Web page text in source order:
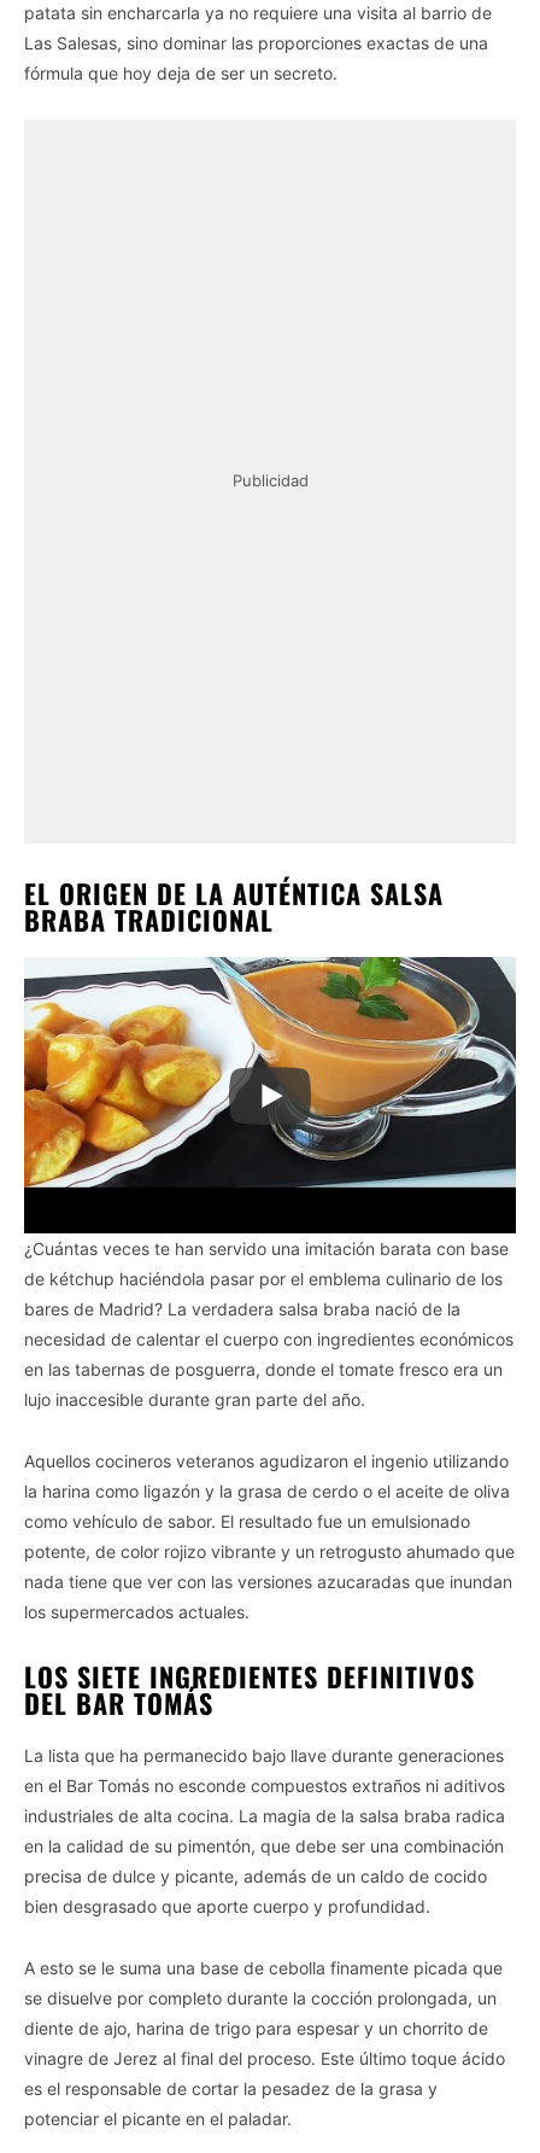
patata sin encharcarla ya no requiere una visita al barrio de
Las Salesas, sino dominar las proporciones exactas de una
fórmula que hoy deja de ser un secreto.
Publicidad
EL ORIGEN DE LA AUTÉNTICA SALSA
BRABA TRADICIONAL
¿Cuántas veces te han servido una imitación barata con base
de kétchup haciéndola pasar por el emblema culinario de los
bares de Madrid? La verdadera salsa braba nació de la
necesidad de calentar el cuerpo con ingredientes económicos
en las tabernas de posguerra, donde el tomate fresco era un
lujo inaccesible durante gran parte del año.
Aquellos cocineros veteranos agudizaron el ingenio utilizando
la harina como ligazón y la grasa de cerdo o el aceite de oliva
como vehículo de sabor. El resultado fue un emulsionado
potente, de color rojizo vibrante y un retrogusto ahumado que
nada tiene que ver con las versiones azucaradas que inundan
los supermercados actuales.
LOS SIETE INGREDIENTES DEFINITIVOS
DEL BAR TOMÁS
La lista que ha permanecido bajo llave durante generaciones
en el Bar Tomás no esconde compuestos extraños ni aditivos
industriales de alta cocina. La magia de la salsa braba radica
en la calidad de su pimentón, que debe ser una combinación
precisa de dulce y picante, además de un caldo de cocido
bien desgrasado que aporte cuerpo y profundidad.
A esto se le suma una base de cebolla finamente picada que
se disuelve por completo durante la cocción prolongada, un
diente de ajo, harina de trigo para espesar y un chorrito de
vinagre de Jerez al final del proceso. Este último toque ácido
es el responsable de cortar la pesadez de la grasa y
potenciar el picante en el paladar.